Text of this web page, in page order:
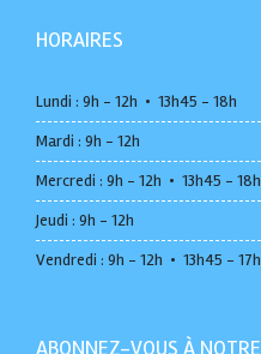
HORAIRES
Lundi : 9h - 12h • 13h45 - 18h
Mardi : 9h - 12h
Mercredi : 9h - 12h • 13h45 - 18h
Jeudi : 9h - 12h
Vendredi : 9h - 12h • 13h45 - 17h
ABONNEZ-VOUS À